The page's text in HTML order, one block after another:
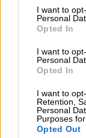
consent section.
I want to
Personal
Opted In
I want to
Personal
Opted In
I want to
Retention,
Personal
Purposes
Opted Out
Πριν τρεις
κορμός από
ενημερώσει
σάπιο. Δεν
έσπευσαν
δήμος να